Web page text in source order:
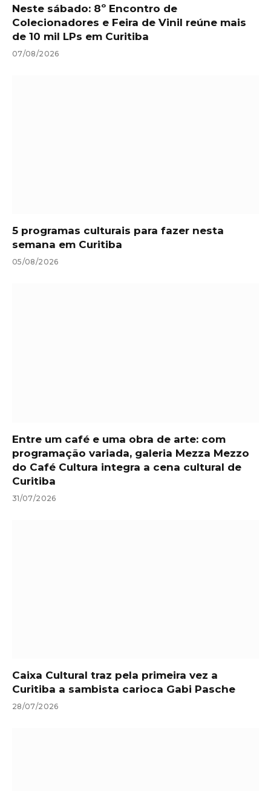
Neste sábado: 8º Encontro de
Colecionadores e Feira de Vinil reúne mais
de 10 mil LPs em Curitiba
07/08/2026
5 programas culturais para fazer nesta
semana em Curitiba
05/08/2026
Entre um café e uma obra de arte: com
programação variada, galeria Mezza Mezzo
do Café Cultura integra a cena cultural de
Curitiba
31/07/2026
Caixa Cultural traz pela primeira vez a
Curitiba a sambista carioca Gabi Pasche
28/07/2026